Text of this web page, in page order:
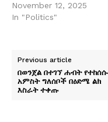
November 12, 2025
In "Politics"
Previous article
በወንጀል በተገኘ ሐብት የተከሰሱ
አምስት ግለሰቦች በዕድሜ ልክ
እስራት ተቀጡ